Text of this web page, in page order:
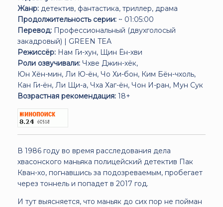
Жанр: детектив, фантастика, триллер, драма
Продолжительность серии: ~ 01:05:00
Перевод: Профессиональный (двухголосый
закадровый) | GREEN TEA
Режиссёр: Нам Ги-хун, Щин Ён-хви
Роли озвучивали: Чхве Джин-хёк,
Юн Хён-мин, Ли Ю-ён, Чо Хи-бон, Ким Бён-чхоль,
Кан Ги-ён, Ли Щи-а, Чха Хаг-ён, Чон И-ран, Мун Сук
Возрастная рекомендация: 18+
В 1986 году во время расследования дела
хвасонского маньяка полицейский детектив Пак
Кван-хо, погнавшись за подозреваемым, пробегает
через тоннель и попадет в 2017 год.
И тут выясняется, что маньяк до сих пор не пойман